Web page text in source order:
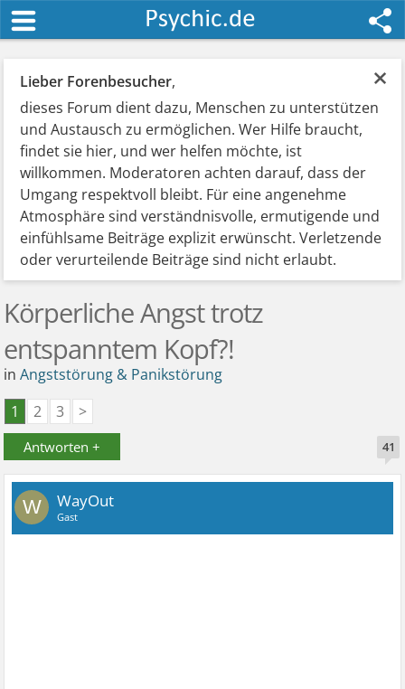
×
Lieber Forenbesucher,
dieses Forum dient dazu, Menschen zu unterstützen
und Austausch zu ermöglichen. Wer Hilfe braucht,
findet sie hier, und wer helfen möchte, ist
willkommen. Moderatoren achten darauf, dass der
Umgang respektvoll bleibt. Für eine angenehme
Atmosphäre sind verständnisvolle, ermutigende und
einfühlsame Beiträge explizit erwünscht. Verletzende
oder verurteilende Beiträge sind nicht erlaubt.
Körperliche Angst trotz
entspanntem Kopf?!
inAngststörung & Panikstörung
1
2 3 >
Antworten + 41
W WayOut
Gast